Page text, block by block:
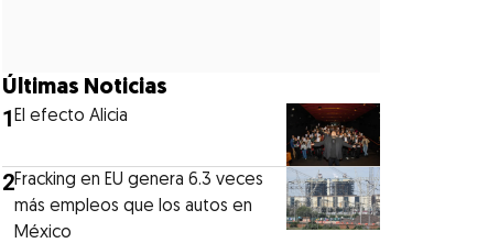
Últimas Noticias
1El efecto Alicia
2Fracking en EU genera 6.3 veces
más empleos que los autos en
México